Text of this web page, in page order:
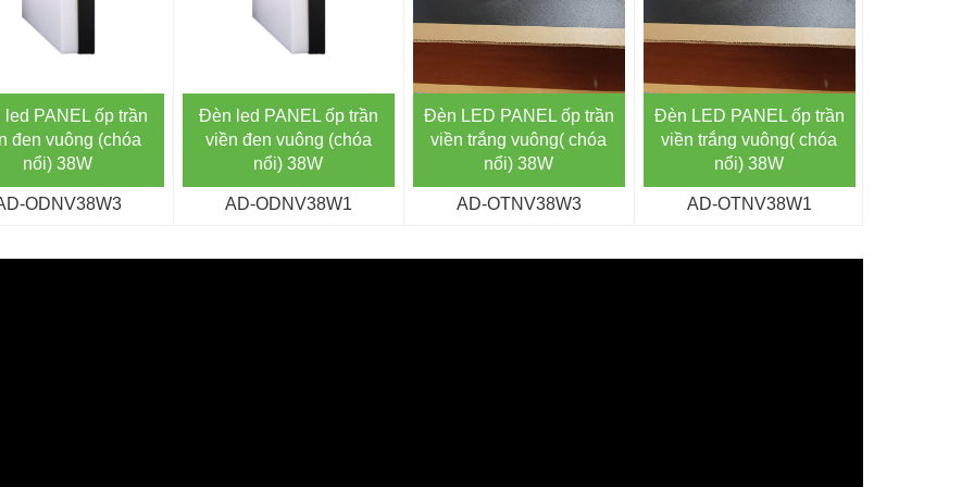
PANEL ốp trần
đen vuông (chóa
nổi) 38W
ODNV38W3
Đèn led PANEL ốp trần
viền đen vuông (chóa
nổi) 38W
AD-ODNV38W1
Đèn LED PANEL ốp trần
viền trắng vuông( chóa
nổi) 38W
AD-OTNV38W3
Đèn LED PANEL ốp trần
viền trắng vuông( chóa
nổi) 38W
AD-OTNV38W1